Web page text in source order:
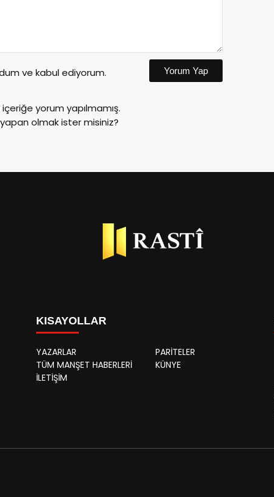
ve kabul ediyorum. Yorum Yap
yorum yapılmamış.
olmak ister misiniz?
KISAYOLLAR
YAZARLAR
PARİTELER
TÜM MANŞET HABERLERİ
KÜNYE
İLETİŞİM